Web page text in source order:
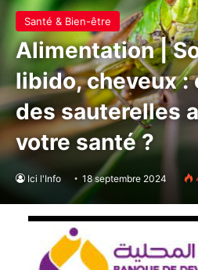
Santé & Bien-être
Alimentation |
libido, cheveux :
des sauterelles
votre santé ?
Ici l'Info 18 septembre 2024